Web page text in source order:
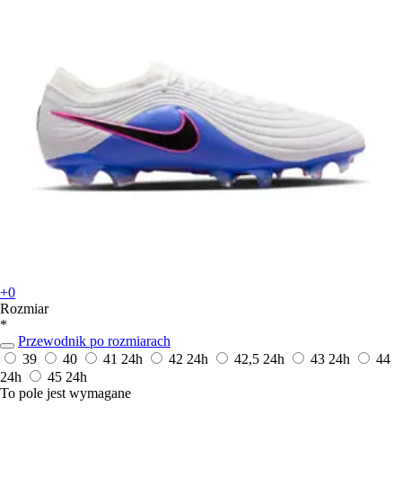
+0
Rozmiar
*
Przewodnik po rozmiarach
39
40 41 24h 42 24h 42,5 24h 43 24h
44
24h
45 24h
To pole jest wymagane